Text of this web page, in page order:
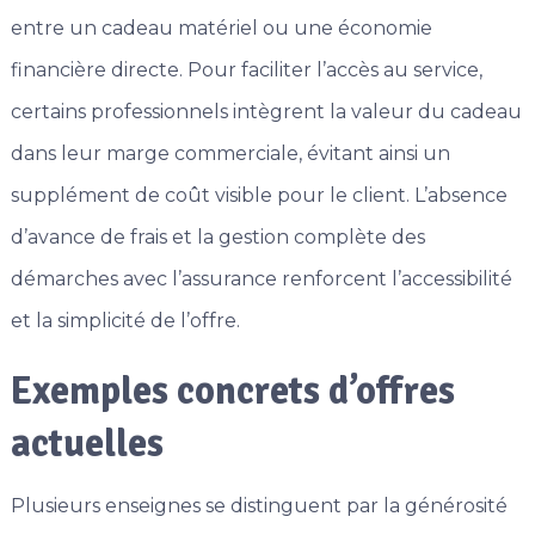
entre un cadeau matériel ou une économie
financière directe. Pour faciliter l’accès au service,
certains professionnels intègrent la valeur du cadeau
dans leur marge commerciale, évitant ainsi un
supplément de coût visible pour le client. L’absence
d’avance de frais et la gestion complète des
démarches avec l’assurance renforcent l’accessibilité
et la simplicité de l’offre.
Exemples concrets d’offres
actuelles
Plusieurs enseignes se distinguent par la générosité